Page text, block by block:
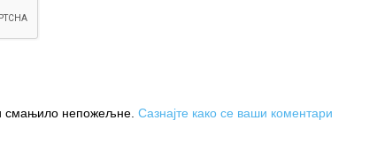
смањило непожељне. Сазнајте како се ваши коментари